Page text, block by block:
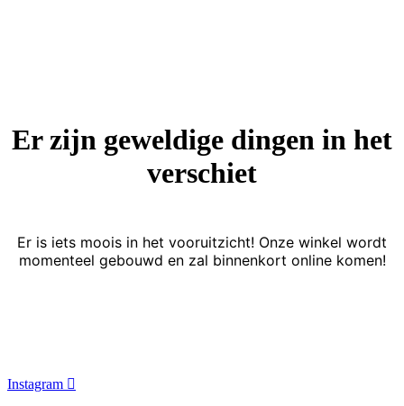
Er zijn geweldige dingen in het
verschiet
Er is iets moois in het vooruitzicht! Onze winkel wordt
momenteel gebouwd en zal binnenkort online komen!
Instagram